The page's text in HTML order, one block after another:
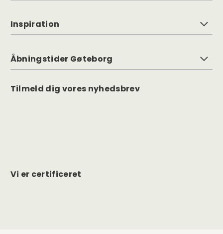
Inspiration
Åbningstider Gøteborg
Tilmeld dig vores nyhedsbrev
Vi er certificeret